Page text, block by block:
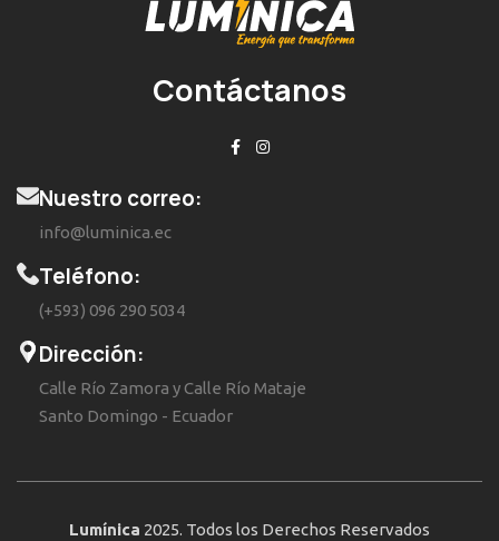
Contáctanos
Nuestro correo:
info@luminica.ec
Teléfono:
(+593) 096 290 5034
Dirección:
Calle Río Zamora y Calle Río Mataje
Santo Domingo - Ecuador
Lumínica 2025. Todos los Derechos Reservados